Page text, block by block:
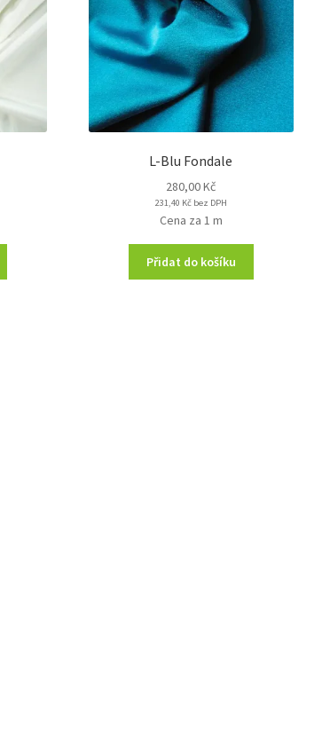
L-Blu Fondale
280,00Kč
231,40 Kčbez DPH
Cena za 1 m
Přidat do košíku